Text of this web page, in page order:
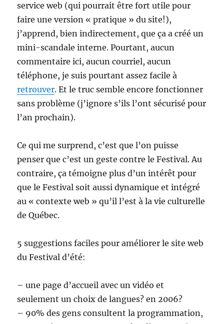
service web (qui pourrait être fort utile pour
faire une version « pratique » du site!),
j’apprend, bien indirectement, que ça a créé un
mini-scandale interne. Pourtant, aucun
commentaire ici, aucun courriel, aucun
téléphone, je suis pourtant assez facile à
retrouver. Et le truc semble encore fonctionner
sans problème (j’ignore s’ils l’ont sécurisé pour
l’an prochain).
Ce qui me surprend, c’est que l’on puisse
penser que c’est un geste contre le Festival. Au
contraire, ça témoigne plus d’un intérêt pour
que le Festival soit aussi dynamique et intégré
au « contexte web » qu’il l’est à la vie culturelle
de Québec.
5 suggestions faciles pour améliorer le site web
du Festival d’été:
– une page d’accueil avec un vidéo et
seulement un choix de langues? en 2006?
– 90% des gens consultent la programmation,